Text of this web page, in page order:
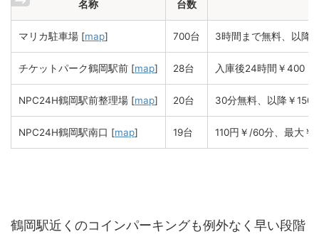
名称 台数
マリカ駐車場 [map] 700台 3時間まで無料、以降
チケットパーク鶴岡駅前 [map] 28台 入庫後24時間￥400（
NPC24H鶴岡駅前整理場 [map] 20台 30分無料、以降￥
NPC24H鶴岡駅南口 [map] 19台 110円￥/60分、最大￥
鶴岡駅近くのコインパーキングも例外なく早い段階